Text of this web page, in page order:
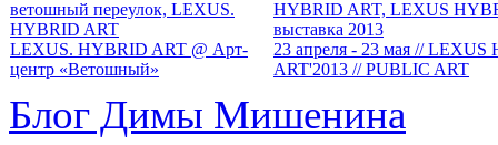
LEXUS. HYBRID ART @ Арт-
центр «Ветошный»
23 апреля - 23 мая // LEXUS
ART'2013 // PUBLIC ART
Блог Димы Мишенина